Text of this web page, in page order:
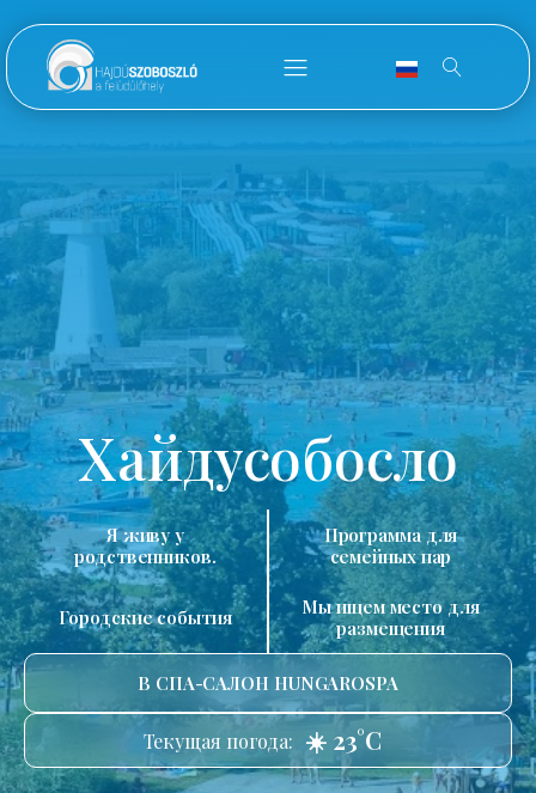
Хайдусобосло
Я живу у
родственников.
Программа для
семейных пар
Городские события
Мы ищем место для
размещения
В СПА-САЛОН HUNGAROSPA
Текущая погода: ☀️ 23°C